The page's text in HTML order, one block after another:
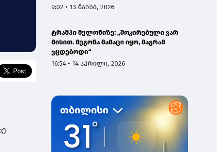
ჩვენგანს...
9:02 • 13 მაისი, 2026
ტრამპი მელონიზე: „შოკირებული ვარ
მისით. მეგონა მამაცი იყო, მაგრამ
ვცდებოდი“
16:54 • 14 აპრილი, 2026